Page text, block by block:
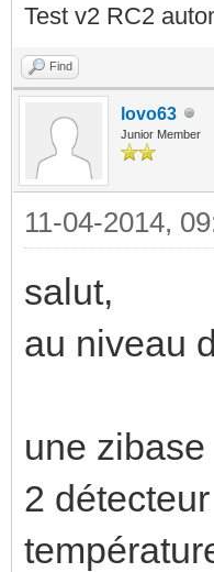
Test v2 RC2
Find
lovo63
Junior Member
11-04-2014,
salut,
au niveau
une zibase
2